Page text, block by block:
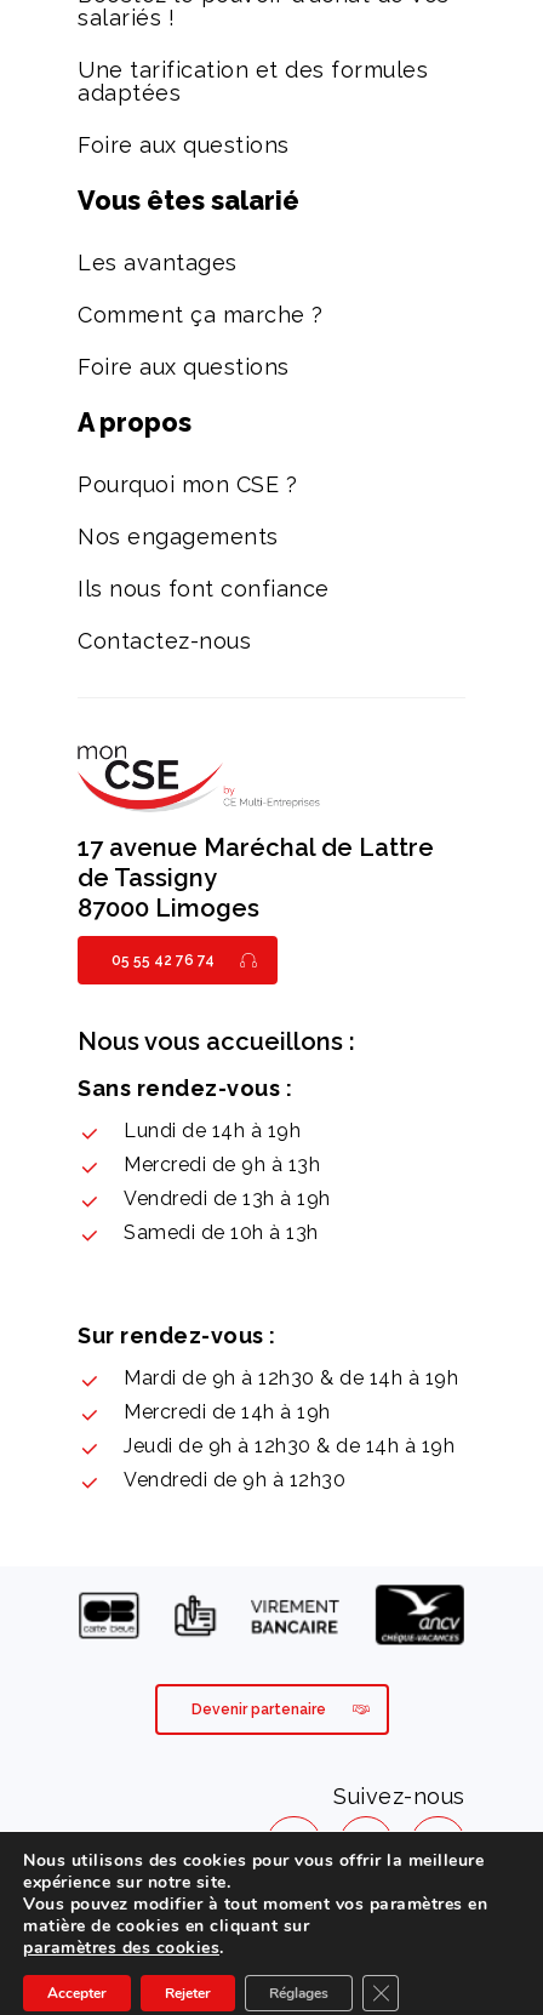
salariés !
Une tarification et des formules
adaptées
Foire aux questions
Vous êtes salarié
Les avantages
Comment ça marche ?
Foire aux questions
A propos
Pourquoi mon CSE ?
Nos engagements
Ils nous font confiance
Contactez-nous
17 avenue Maréchal de Lattre
de Tassigny
87000 Limoges
05 55 42 76 74
Nous vous accueillons :
Sans rendez-vous :
Lundi de 14h à 19h
Mercredi de 9h à 13h
Vendredi de 13h à 19h
Samedi de 10h à 13h
Sur rendez-vous :
Mardi de 9h à 12h30 & de 14h à 19h
Mercredi de 14h à 19h
Jeudi de 9h à 12h30 & de 14h à 19h
Vendredi de 9h à 12h30
Devenir partenaire
Suivez-nous
Mentions légales
Nous utilisons des cookies pour vous offrir la meilleure
expérience sur notre site.
Vous pouvez modifier à tout moment vos paramètres en
matière de cookies en cliquant sur
paramètres des cookies.
Accepter Rejeter Réglages Fermer la bannière